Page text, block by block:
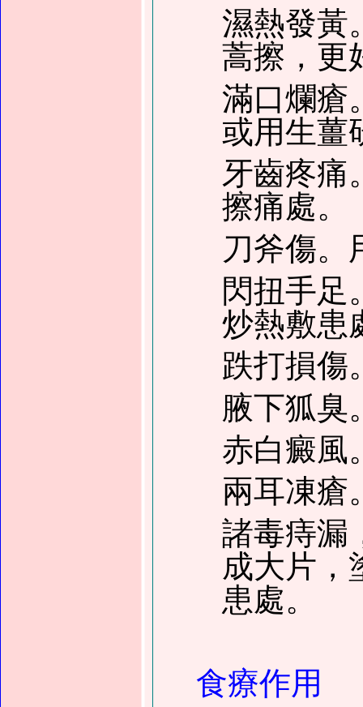
濕熱發黃
蒿擦，更
滿口爛瘡
或用生薑
牙齒疼痛
擦痛處。
刀斧傷。
閃扭手足
炒熱敷患
跌打損傷
腋下狐臭
赤白癜風
兩耳凍瘡
諸毒痔漏
成大片，
患處。
食療作用